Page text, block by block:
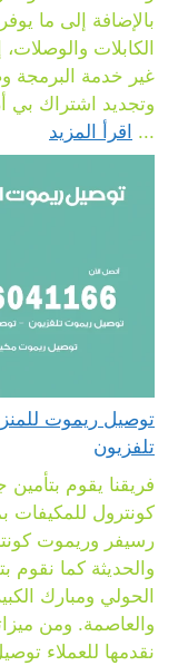
بالإضافة إلى ما
الكابلات
غير خدمة البرمجة
وتجديد اشتراك بي
... اقرأ المزيد
تلفزيون
فريقنا يقوم
كونترول للمكيفات
رسيفر وريموت
والحديثة كما نقوم
الحولي ومبارك
والعاصمة. ومن
نقدمها للعملاء